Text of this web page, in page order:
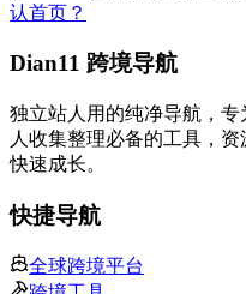
认首页？
Dian11 跨境导航
独立站人用的纯净导航，
人收集整理必备的工具，
快速成长。
快捷导航
全球跨境平台